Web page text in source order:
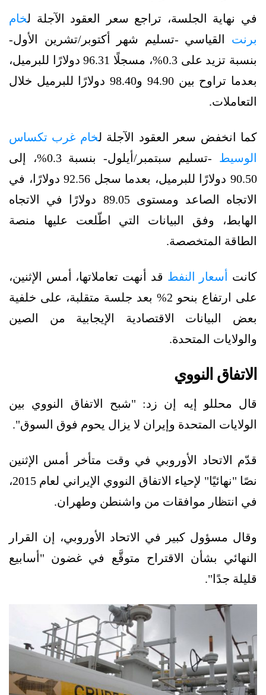
في نهاية الجلسة، تراجع سعر العقود الآجلة لخام
برنت القياسي -تسليم شهر أكتوبر/تشرين الأول-
بنسبة تزيد على 0.3%، مسجلًا 96.31 دولارًا للبرميل،
بعدما تراوح بين 94.90 و98.40 دولارًا للبرميل خلال
التعاملات.
كما انخفض سعر العقود الآجلة لخام غرب تكساس
الوسيط
-تسليم سبتمبر/أيلول- بنسبة 0.3%، إلى
90.50 دولارًا للبرميل، بعدما سجل 92.56 دولارًا، في
الاتجاه الصاعد ومستوى 89.05 دولارًا في الاتجاه
الهابط، وفق البيانات التي اطّلعت عليها منصة
الطاقة المتخصصة.
كانت أسعار النفط قد أنهت تعاملاتها، أمس الإثنين،
على ارتفاع بنحو 2% بعد جلسة متقلبة، على خلفية
بعض البيانات الاقتصادية الإيجابية من الصين
والولايات المتحدة.
الاتفاق النووي
قال محللو إيه إن زد: "شبح الاتفاق النووي بين
الولايات المتحدة وإيران لا يزال يحوم فوق السوق".
قدّم الاتحاد الأوروبي في وقت متأخر أمس الإثنين
نصًا "نهائيًا" لإحياء الاتفاق النووي الإيراني لعام 2015،
في انتظار موافقات من واشنطن وطهران.
وقال مسؤول كبير في الاتحاد الأوروبي، إن القرار
النهائي بشأن الاقتراح متوقَّع في غضون "أسابيع
قليلة جدًا".